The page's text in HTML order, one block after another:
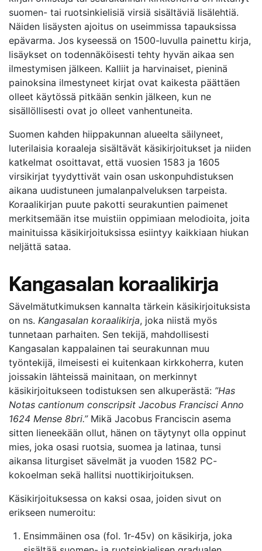
suomen- tai ruotsinkielisiä virsiä sisältäviä lisälehtiä.
Näiden lisäysten ajoitus on useimmissa tapauksissa
epävarma. Jos kyseessä on 1500-luvulla painettu kirja,
lisäykset on todennäköisesti tehty hyvän aikaa sen
ilmestymisen jälkeen. Kalliit ja harvinaiset, pieninä
painoksina ilmestyneet kirjat ovat kaikesta päättäen
olleet käytössä pitkään senkin jälkeen, kun ne
sisällöllisesti ovat jo olleet vanhentuneita.
Suomen kahden hiippakunnan alueelta säilyneet,
luterilaisia koraaleja sisältävät käsikirjoitukset ja niiden
katkelmat osoittavat, että vuosien 1583 ja 1605
virsikirjat tyydyttivät vain osan uskonpuhdistuksen
aikana uudistuneen jumalanpalveluksen tarpeista.
Koraalikirjan puute pakotti seurakuntien paimenet
merkitsemään itse muistiin oppimiaan melodioita, joita
mainituissa käsikirjoituksissa esiintyy kaikkiaan hiukan
neljättä sataa.
Kangasalan koraalikirja
Sävelmätutkimuksen kannalta tärkein käsikirjoituksista
on ns. Kangasalan koraalikirja, joka niistä myös
tunnetaan parhaiten. Sen tekijä, mahdollisesti
Kangasalan kappalainen tai seurakunnan muu
työntekijä, ilmeisesti ei kuitenkaan kirkkoherra, kuten
joissakin lähteissä mainitaan, on merkinnyt
käsikirjoitukseen todistuksen sen alkuperästä: ”Has
Notas cantionum conscripsit Jacobus Francisci Anno
1624 Mense 8bri.”Mikä Jacobus Franciscin asema
sitten lieneekään ollut, hänen on täytynyt olla oppinut
mies, joka osasi ruotsia, suomea ja latinaa, tunsi
aikansa liturgiset sävelmät ja vuoden 1582 PC-
kokoelman sekä hallitsi nuottikirjoituksen.
Käsikirjoituksessa on kaksi osaa, joiden sivut on
erikseen numeroitu:
Ensimmäinen osa (fol. 1r-45v) on käsikirja, joka